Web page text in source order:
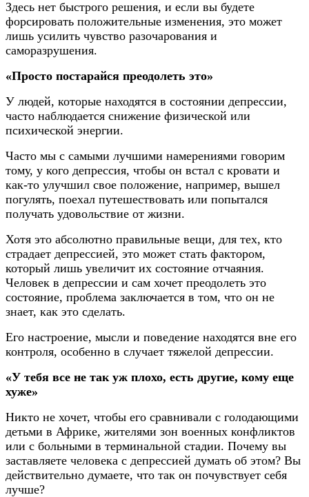
Здесь нет быстрого решения, и если вы будете
форсировать положительные изменения, это может
лишь усилить чувство разочарования и
саморазрушения.
«Просто постарайся преодолеть это»
У людей, которые находятся в состоянии депрессии,
часто наблюдается снижение физической или
психической энергии.
Часто мы с самыми лучшими намерениями говорим
тому, у кого депрессия, чтобы он встал с кровати и
как-то улучшил свое положение, например, вышел
погулять, поехал путешествовать или попытался
получать удовольствие от жизни.
Хотя это абсолютно правильные вещи, для тех, кто
страдает депрессией, это может стать фактором,
который лишь увеличит их состояние отчаяния.
Человек в депрессии и сам хочет преодолеть это
состояние, проблема заключается в том, что он не
знает, как это сделать.
Его настроение, мысли и поведение находятся вне его
контроля, особенно в случает тяжелой депрессии.
«У тебя все не так уж плохо, есть другие, кому еще
хуже»
Никто не хочет, чтобы его сравнивали с голодающими
детьми в Африке, жителями зон военных конфликтов
или с больными в терминальной стадии. Почему вы
заставляете человека с депрессией думать об этом? Вы
действительно думаете, что так он почувствует себя
лучше?